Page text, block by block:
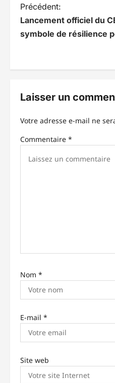
N
a
a
t
i
i
c
l
Précédent:
Lancement officiel du
symbole de résilience
Laisser un
Votre adresse e-mail ne
Commentaire *
Nom *
E-mail *
Site web